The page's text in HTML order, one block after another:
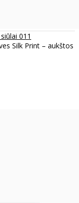
011
Silk Print – aukštos